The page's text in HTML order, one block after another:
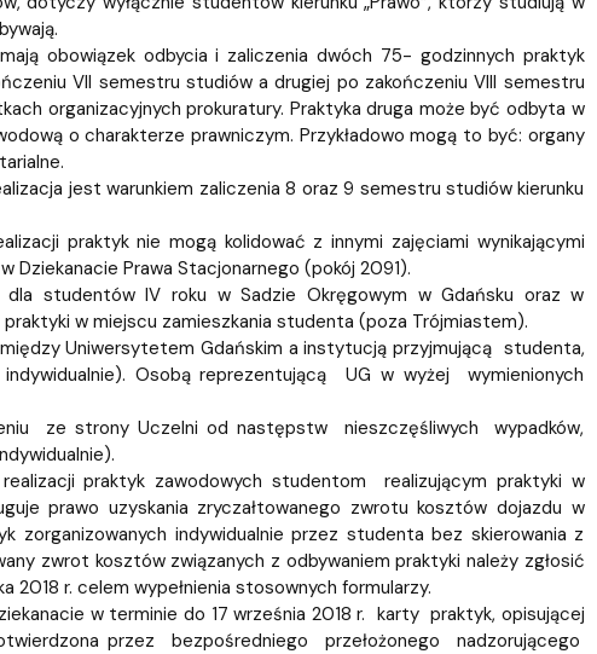
obowiązek odbycia i zaliczenia dwóch 75- godzinnych praktyk
VII semestru studiów a drugiej po zakończeniu VIII semestru
organizacyjnych prokuratury. Praktyka druga może być odbyta w
o charakterze prawniczym. Przykładowo mogą to być: organy
jest warunkiem zaliczenia 8 oraz 9 semestru studiów kierunku
praktyk nie mogą kolidować z innymi zajęciami wynikającymi
Dziekanacie Prawa Stacjonarnego (pokój 2091).
dla studentów IV roku w Sadzie Okręgowym w Gdańsku oraz w
w miejscu zamieszkania studenta (poza Trójmiastem).
Uniwersytetem Gdańskim a instytucją przyjmującą studenta,
Osobą reprezentującą UG w wyżej wymienionych
ze strony Uczelni od następstw nieszczęśliwych wypadków,
praktyk zawodowych studentom realizującym praktyki w
prawo uzyskania zryczałtowanego zwrotu kosztów dojazdu w
zorganizowanych indywidualnie przez studenta bez skierowania z
zwrot kosztów związanych z odbywaniem praktyki należy zgłosić
r. celem wypełnienia stosownych formularzy.
w terminie do 17 września 2018 r. karty praktyk, opisującej
przez bezpośredniego przełożonego nadzorującego